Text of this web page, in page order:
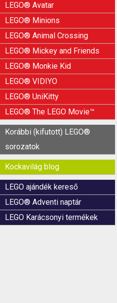
LEGO® Avatar
LEGO® Minions
LEGO® Animal Crossing
LEGO® Mickey and Friends
LEGO® Monkie Kid
LEGO® VIDIYO
LEGO® UniKitty
LEGO® The LEGO Movie™
Korábbi (kifutott) LEGO®
sorozatok
Kockavilág blog
LEGO ajándék kereső
LEGO® Adventi naptár
LEGO Karácsonyi termékek